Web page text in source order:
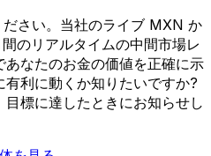
さい。当社のライブ MXN か
のリアルタイムの中間市場レ
なたのお金の価値を正確に示
利に動くか知りたいですか?
標に達したときにお知らせし